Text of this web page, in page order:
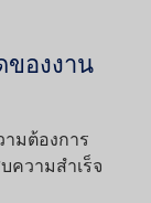
ของงาน
มต้องการ
ความสำเร็จ